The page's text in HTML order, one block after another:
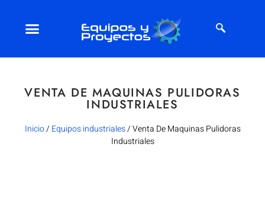
VENTA DE MAQUINAS PULIDORAS
INDUSTRIALES
Inicio/ Equipos industriales/ Venta De Maquinas Pulidoras
Industriales